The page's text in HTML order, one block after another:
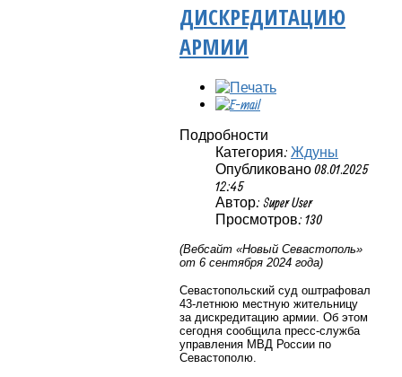
ДИСКРЕДИТАЦИЮ
АРМИИ
Подробности
Категория: Ждуны
Опубликовано 08.01.2025
12:45
Автор: Super User
Просмотров: 130
(Вебсайт «Новый Севастополь»
от 6 сентября 2024 года)
Севастопольский суд оштрафовал
43-летнюю местную жительницу
за дискредитацию армии. Об этом
сегодня сообщила пресс-служба
управления МВД России по
Севастополю.